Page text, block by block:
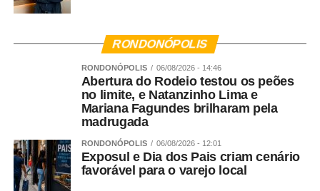
RONDONÓPOLIS
RONDONÓPOLIS 06/08/2026 - 14:46
Abertura do Rodeio testou os peões
no limite, e Natanzinho Lima e
Mariana Fagundes brilharam pela
madrugada
RONDONÓPOLIS 06/08/2026 - 12:01
Exposul e Dia dos Pais criam cenário
favorável para o varejo local